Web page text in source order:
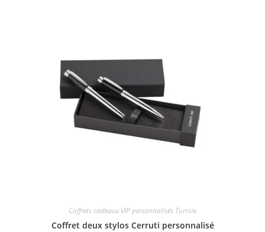
Coffrets cadeaux VIP personnalisés Tunisie
Coffret deux stylos Cerruti personnalisé